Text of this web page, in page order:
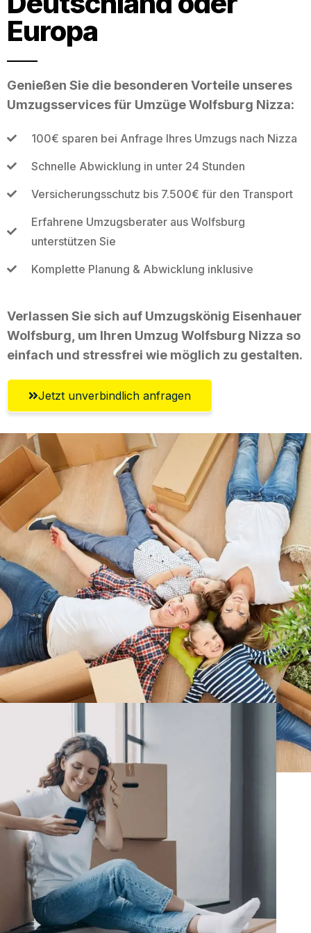
Europa
Genießen Sie die besonderen Vorteile unseres
Umzugsservices für Umzüge Wolfsburg Nizza:
100€ sparen bei Anfrage Ihres Umzugs nach Nizza
Schnelle Abwicklung in unter 24 Stunden
Versicherungsschutz bis 7.500€ für den Transport
Erfahrene Umzugsberater aus Wolfsburg
unterstützen Sie
Komplette Planung & Abwicklung inklusive
Verlassen Sie sich auf Umzugskönig Eisenhauer
Wolfsburg, um Ihren Umzug Wolfsburg Nizza so
einfach und stressfrei wie möglich zu gestalten.
Jetzt unverbindlich anfragen